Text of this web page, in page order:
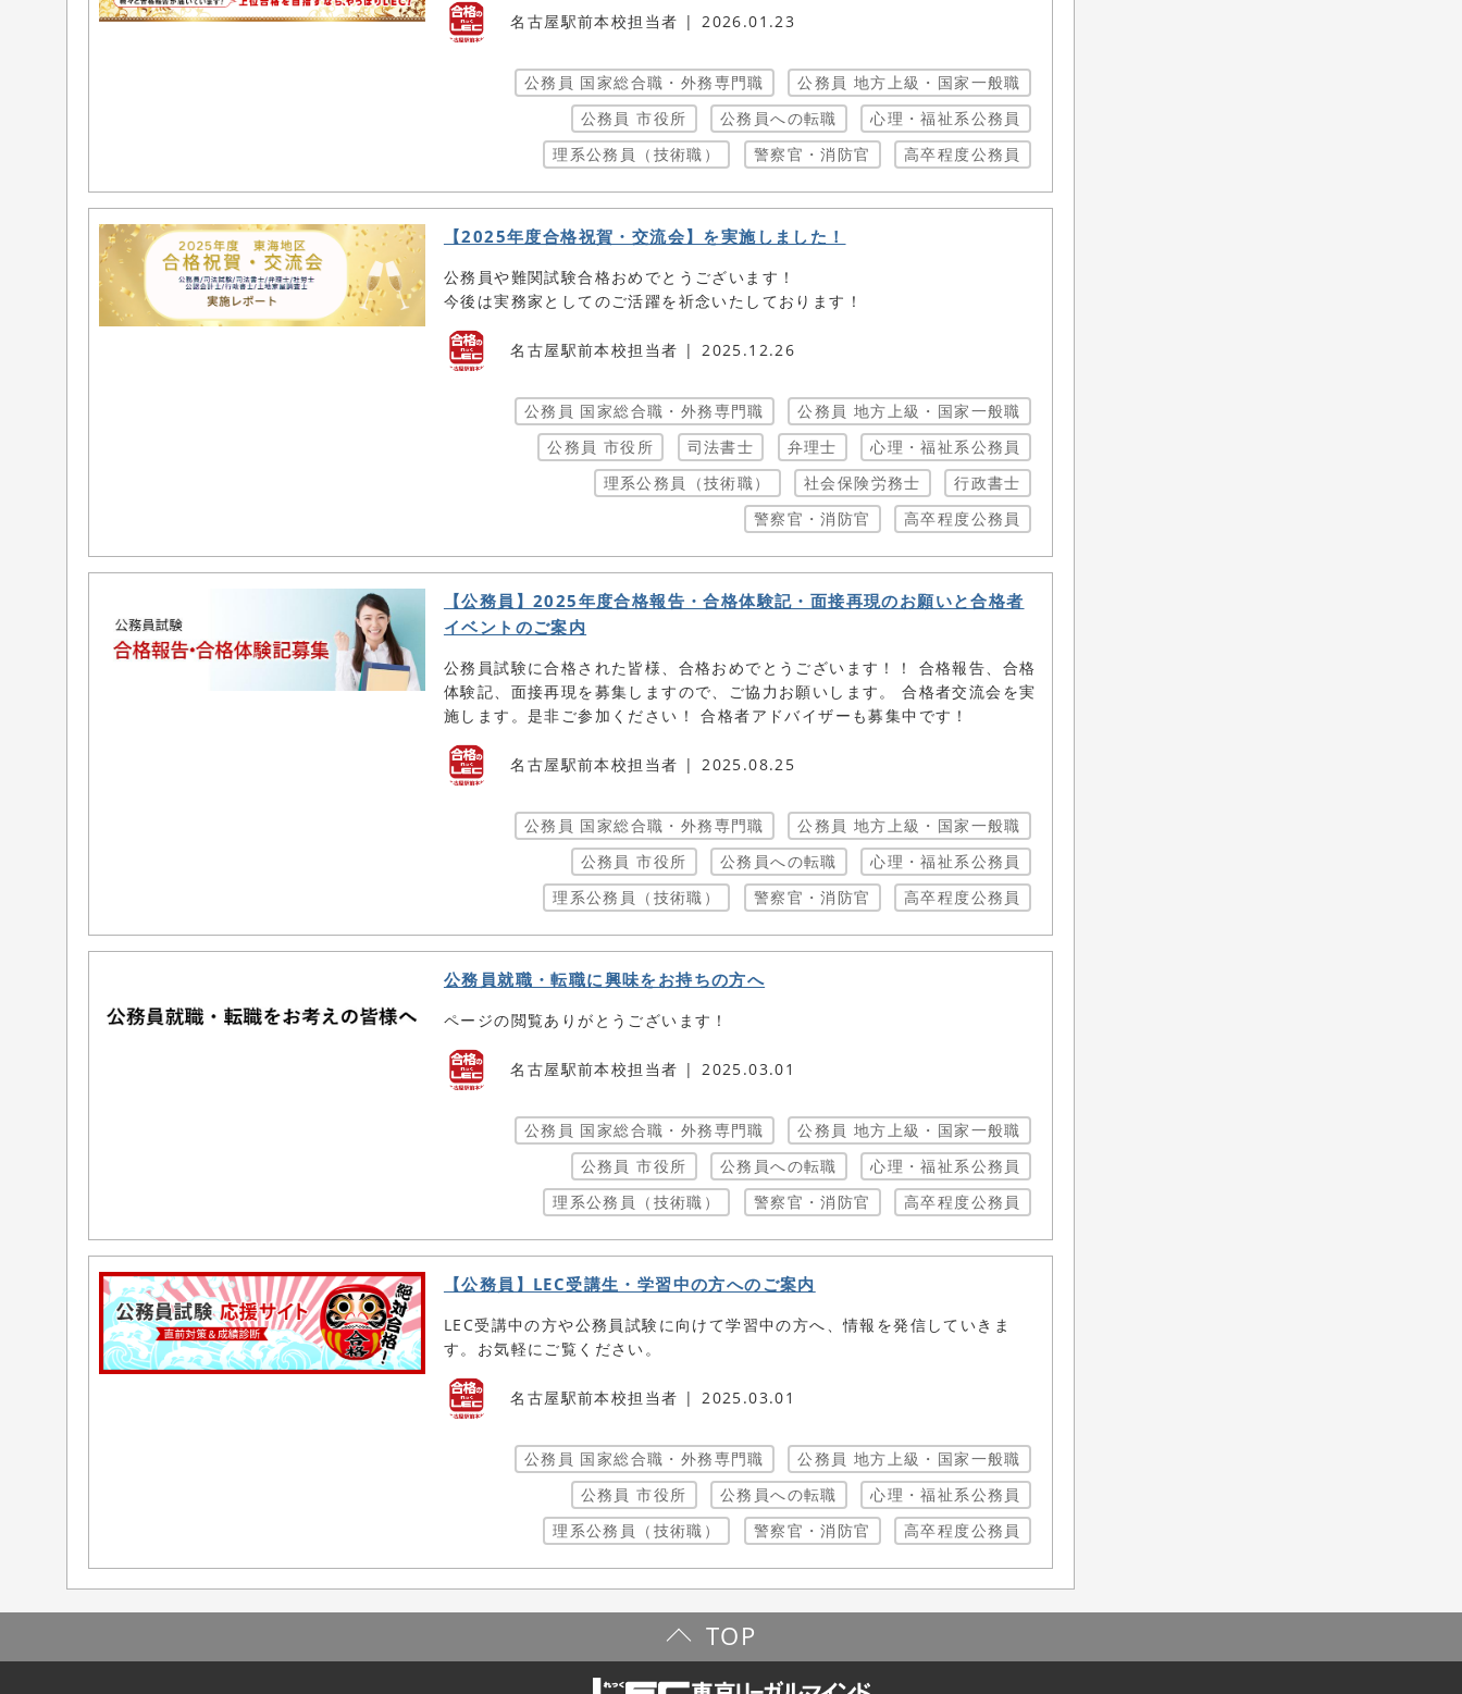
名古屋駅前本校担当者 2026.01.23
公務員 国家総合職・外務専門職
公務員 地方上級・国家一般職
公務員 市役所
公務員への転職
心理・福祉系公務員
理系公務員（技術職）
警察官・消防官 高卒程度公務員
【2025年度合格祝賀・交流会】を実施しました！
公務員や難関試験合格おめでとうございます！
今後は実務家としてのご活躍を祈念いたしております！
名古屋駅前本校担当者 2025.12.26
公務員 国家総合職・外務専門職
公務員 地方上級・国家一般職
公務員 市役所
司法書士 弁理士
心理・福祉系公務員
理系公務員（技術職）
社会保険労務士
行政書士
警察官・消防官
高卒程度公務員
【公務員】2025年度合格報告・合格体験記・面接再現のお願いと合格者
イベントのご案内
公務員試験に合格された皆様、合格おめでとうございます！！ 合格報告、合格
体験記、面接再現を募集しますので、ご協力お願いします。 合格者交流会を実
施します。是非ご参加ください！ 合格者アドバイザーも募集中です！
名古屋駅前本校担当者 2025.08.25
公務員 国家総合職・外務専門職
公務員 地方上級・国家一般職
公務員 市役所
公務員への転職
心理・福祉系公務員
理系公務員（技術職）
警察官・消防官 高卒程度公務員
公務員就職・転職に興味をお持ちの方へ
ページの閲覧ありがとうございます！
名古屋駅前本校担当者 2025.03.01
公務員 国家総合職・外務専門職
公務員 地方上級・国家一般職
公務員 市役所
公務員への転職
心理・福祉系公務員
理系公務員（技術職）
警察官・消防官 高卒程度公務員
【公務員】LEC受講生・学習中の方へのご案内
LEC受講中の方や公務員試験に向けて学習中の方へ、情報を発信していきま
す。お気軽にご覧ください。
名古屋駅前本校担当者 2025.03.01
公務員 国家総合職・外務専門職
公務員 地方上級・国家一般職
公務員 市役所
公務員への転職
心理・福祉系公務員
理系公務員（技術職）
警察官・消防官 高卒程度公務員
TOP